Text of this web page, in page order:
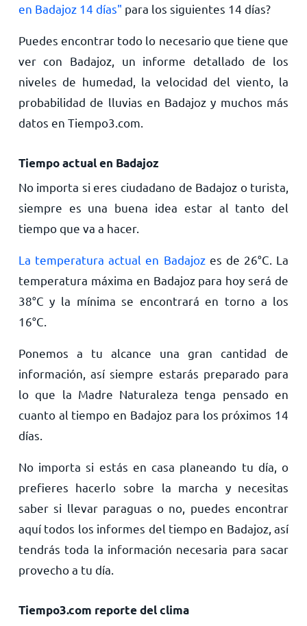
en Badajoz 14 días" para los siguientes 14 días?
Puedes encontrar todo lo necesario que tiene que
ver con Badajoz, un informe detallado de los
niveles de humedad, la velocidad del viento, la
probabilidad de lluvias en Badajoz y muchos más
datos en Tiempo3.com.
Tiempo actual en Badajoz
No importa si eres ciudadano de Badajoz o turista,
siempre es una buena idea estar al tanto del
tiempo que va a hacer.
La temperatura actual en Badajozes de 26°C . La
temperatura máxima en Badajoz para hoy será de
38°C y la mínima se encontrará en torno a los
16°C
Ponemos a tu alcance una gran cantidad de
información, así siempre estarás preparado para
lo que la Madre Naturaleza tenga pensado en
cuanto al tiempo en Badajoz para los próximos 14
días.
No importa si estás en casa planeando tu día, o
prefieres hacerlo sobre la marcha y necesitas
saber si llevar paraguas o no, puedes encontrar
aquí todos los informes del tiempo en Badajoz, así
tendrás toda la información necesaria para sacar
provecho a tu día.
Tiempo3.com reporte del clima